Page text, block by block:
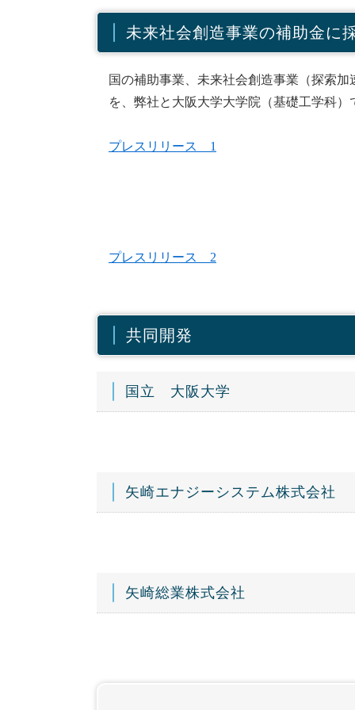
未来社会創造事業の補助金に
国の補助事業、未来社会創造事業（探索
を、弊社と大阪大学大学院（基礎工学科）
プレスリリース 1
プレスリリース 2
共同開発
国立 大阪大学
矢崎エナジーシステム株式会社
矢崎総業株式会社